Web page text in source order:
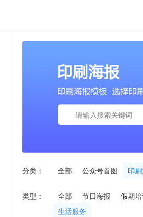
分类： 全部 公众号首图 印
类型： 全部 节日海报
假期
生活服务